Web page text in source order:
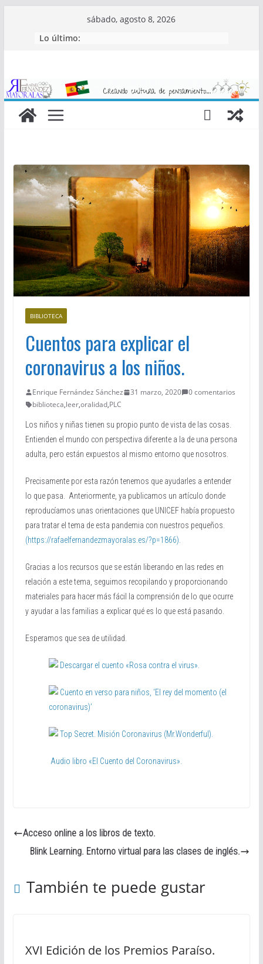
sábado, agosto 8, 2026
Lo último:
BIBLIOTECA
Cuentos para explicar el
coronavirus a los niños.
Enrique Fernández Sánchez 31 marzo, 2020
0 comentarios
biblioteca,leer,oralidad,PLC
Los niños y niñas tienen su propio punto de vista de las cosas.
Entienden el mundo con perspectiva diferente a la de una persona
adulta, pero están expuestos al mismo entorno que nosotros.
Precisamente por esta razón tenemos que ayudarles a entender
lo que pasa. Anteriormente, ya publicamos un artículo donde
reproducíamos unas orientaciones que UNICEF había propuesto
para tratar el tema de esta pandemia con nuestros pequeños.
(https://rafaelfernandezmayoralas.es/?p=1866).
Gracias a los recursos que se están liberando en las redes en
relación a este tema, seguimos recopilando y proporcionando
materiales para hacer más fácil la comprensión de lo que ocurre
y ayudar a las familias a explicar qué es lo que está pasando.
Esperamos que sea de utilidad.
Descargar el cuento «Rosa contra el virus».
Cuento en verso para niños, ‘El rey del momento (el
coronavirus)’
Top Secret. Misión Coronavirus (Mr.Wonderful).
Audio libro «El Cuento del Coronavirus».
Acceso online a los libros de texto.
Blink Learning. Entorno virtual para las clases de inglés.
También te puede gustar
XVI Edición de los Premios Paraíso.